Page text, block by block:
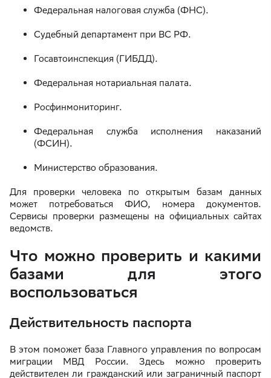
Федеральная налоговая служба (ФНС).
Судебный департамент при ВС РФ.
Госавтоинспекция (ГИБДД).
Федеральная нотариальная палата.
Росфинмониторинг.
Федеральная служба исполнения наказаний
(ФСИН).
Министерство образования.
Для проверки человека по открытым базам данных
может потребоваться ФИО, номера документов.
Сервисы проверки размещены на официальных сайтах
ведомств.
Что можно проверить и какими
базами для этого
воспользоваться
Действительность паспорта
В этом поможет база Главного управления по вопросам
миграции МВД России. Здесь можно проверить
действителен ли гражданский или заграничный паспорт